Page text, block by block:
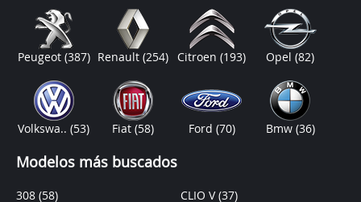
Peugeot (387) Renault (254) Citroen(193) Opel(82)
Volkswa..(53) Fiat (58) Ford (70) Bmw (36)
Modelos más buscados
308 (58) CLIO V(37)